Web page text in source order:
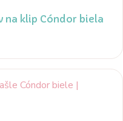
na klip Cóndor biela